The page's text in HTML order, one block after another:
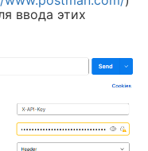
ввода этих